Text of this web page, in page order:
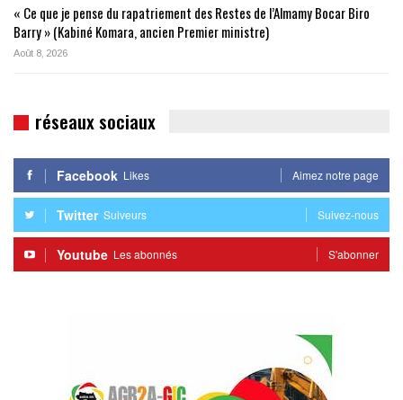
« Ce que je pense du rapatriement des Restes de l’Almamy Bocar Biro
Barry » (Kabiné Komara, ancien Premier ministre)
Août 8, 2026
réseaux sociaux
Facebook Likes Aimez notre page
Twitter Suiveurs Suivez-nous
Youtube Les abonnés S'abonner